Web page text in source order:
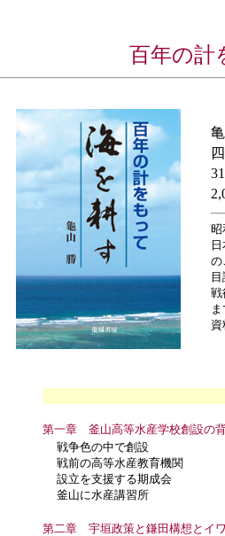
百年の計
の
戦
第一章 釜山高等水産学校創設の
戦争色の中で創設
戦前の高等水産教育機関
設立を支援する期成会
釜山に水産講習所
第二章 宇垣政策と鎌田構想とイ